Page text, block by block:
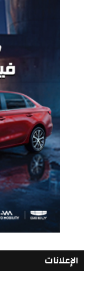
الإعلانات